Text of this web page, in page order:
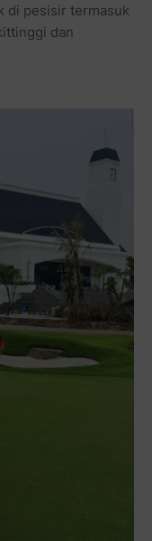
di pesisir termasuk
dan